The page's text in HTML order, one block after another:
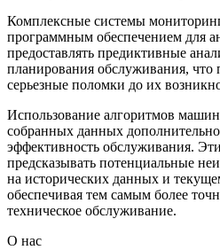
Комплексные системы
программным обеспечением для
предоставлять предиктивные
планирования обслуживания, что
серьезные поломки до их
Использование алгоритмов
собранных данных
эффективность обслуживания.
предсказывать потенциальные
на исторических данных и
обеспечивая тем самым более
техническое обслуживание.
О нас